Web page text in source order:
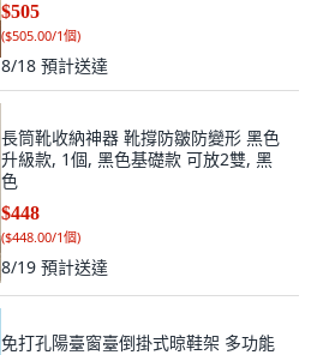
$505
($505.00/1個)
8/18 預計送達
長筒靴收納神器 靴撐防皺防變形 黑色
升級款, 1個, 黑色基礎款 可放2雙, 黑
色
$448
($448.00/1個)
8/19 預計送達
免打孔陽臺窗臺倒掛式晾鞋架 多功能